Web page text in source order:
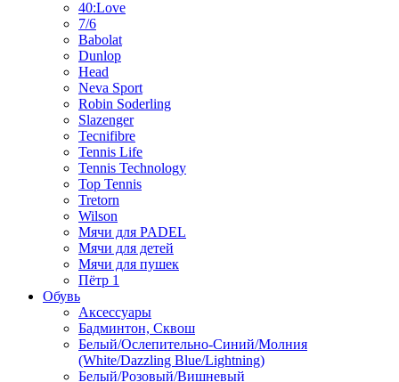
40:Love
7/6
Babolat
Dunlop
Head
Neva Sport
Robin Soderling
Slazenger
Tecnifibre
Tennis Life
Tennis Technology
Top Tennis
Tretorn
Wilson
Мячи для PADEL
Мячи для детей
Мячи для пушек
Пётр 1
Обувь
Аксессуары
Бадминтон, Сквош
Белый/Ослепительно-Синий/Молния
(White/Dazzling Blue/Lightning)
Белый/Розовый/Вишневый